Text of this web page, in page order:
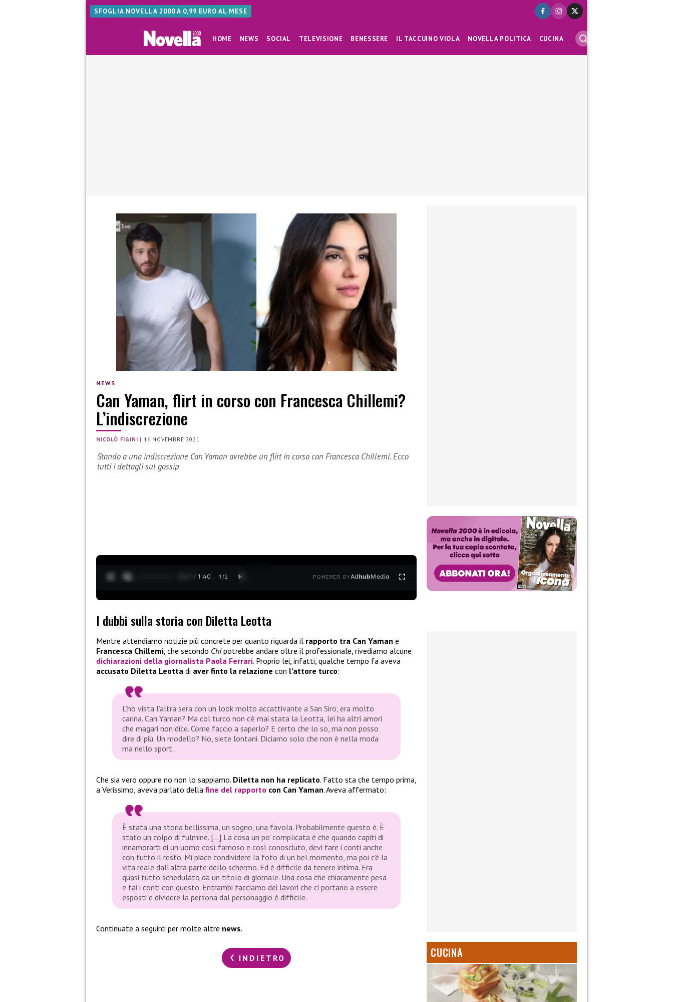
SFOGLIA NOVELLA 2000 A 0,99 EURO AL MESE
HOME NEWS SOCIAL TELEVISIONE BENESSERE IL TACCUINO VIOLA NOVELLA POLITICA CUCINA
NEWS
Can Yaman, flirt in corso con Francesca Chillemi?
L’indiscrezione
NICOLÒ FIGINI | 16 NOVEMBRE 2021
Stando a una indiscrezione Can Yaman avrebbe un flirt in corso con Francesca Chillemi. Ecco
tutti i dettagli sul gossip
0:28 / 1:40 1 /2 POWERED BYAdhubMedia
I dubbi sulla storia con Diletta Leotta
Mentre attendiamo notizie più concrete per quanto riguarda il rapporto tra Can Yaman e
Francesca Chillemi, che secondo Chipotrebbe andare oltre il professionale, rivediamo alcune
dichiarazioni della giornalista Paola Ferrari. Proprio lei, infatti, qualche tempo fa aveva
accusato Diletta Leotta di aver finto la relazione con l’attore turco:
L’ho vista l’altra sera con un look molto accattivante a San Siro, era molto
carina. Can Yaman? Ma col turco non c’è mai stata la Leotta, lei ha altri amori
che magari non dice. Come faccio a saperlo? E certo che lo so, ma non posso
dire di più. Un modello? No, siete lontani. Diciamo solo che non è nella moda
ma nello sport.
Che sia vero oppure no non lo sappiamo. Diletta non ha replicato. Fatto sta che tempo prima,
a Verissimo, aveva parlato della fine del rapporto con Can Yaman. Aveva affermato:
È stata una storia bellissima, un sogno, una favola. Probabilmente questo è. È
stato un colpo di fulmine. […] La cosa un po’ complicata è che quando capiti di
innamorarti di un uomo così famoso e così conosciuto, devi fare i conti anche
con tutto il resto. Mi piace condividere la foto di un bel momento, ma poi c’è la
vita reale dall’altra parte dello schermo. Ed è difficile da tenere intima. Era
quasi tutto schedulato da un titolo di giornale. Una cosa che chiaramente pesa
e fai i conti con questo. Entrambi facciamo dei lavori che ci portano a essere
esposti e dividere la persona dal personaggio è difficile.
Continuate a seguirci per molte altre news.
INDIETRO CUCINA